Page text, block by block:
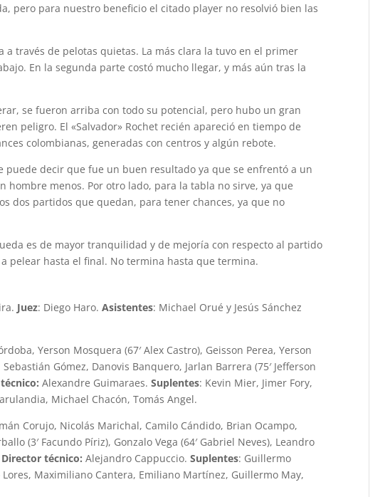
pero para nuestro beneficio el citado player no resolvió bien las
a través de pelotas quietas. La más clara la tuvo en el primer
En la segunda parte costó mucho llegar, y más aún tras la
se fueron arriba con todo su potencial, pero hubo un gran
peligro. El «Salvador» Rochet recién apareció en tiempo de
colombianas, generadas con centros y algún rebote.
puede decir que fue un buen resultado ya que se enfrentó a un
hombre menos. Por otro lado, para la tabla no sirve, ya que
dos partidos que quedan, para tener chances, ya que no
es de mayor tranquilidad y de mejoría con respecto al partido
pelear hasta el final. No termina hasta que termina.
Juez: Diego Haro.Asistentes: Michael Orué y Jesús Sánchez
Yerson Mosquera (67′ Alex Castro), Geisson Perea, Yerson
Gómez, Danovis Banquero, Jarlan Barrera (75′ Jefferson
Alexandre Guimaraes.Suplentes: Kevin Mier, Jimer Fory,
Michael Chacón, Tomás Angel.
Corujo, Nicolás Marichal, Camilo Cándido, Brian Ocampo,
(3′ Facundo Píriz), Gonzalo Vega (64′ Gabriel Neves), Leandro
Director técnico: Alejandro Cappuccio.Suplentes: Guillermo
Maximiliano Cantera, Emiliano Martínez, Guillermo May,